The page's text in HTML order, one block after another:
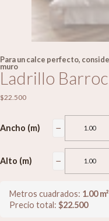
Para un calce perfecto,
muro
Ladrillo
$22.500
Ancho (m) −
Alto (m) −
Metros cuadrados: 1.00m²
Precio total: $22.500